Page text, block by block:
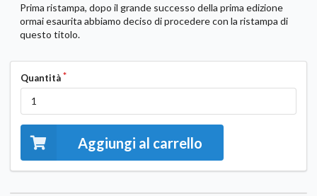
Prima ristampa, dopo il grande successo della prima edizione
ormai esaurita abbiamo deciso di procedere con la ristampa di
questo titolo.
Quantità
Aggiungi al carrello